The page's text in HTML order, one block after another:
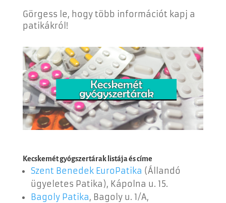
Görgess le, hogy több információt kapj a
patikákról!
Kecskemét gyógszertárak listája és címe
Szent Benedek EuroPatika (Állandó
ügyeletes Patika), Kápolna u. 15.
Bagoly Patika, Bagoly u. 1/A,